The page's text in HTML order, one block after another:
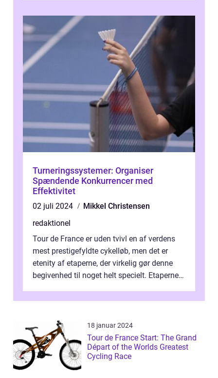
Turneringssystemer: Organiser
Spændende Konkurrencer med
Effektivitet
02 juli 2024
Mikkel Christensen
redaktionel
Tour de France er uden tvivl en af verdens
mest prestigefyldte cykelløb, men det er
etenity af etaperne, der virkelig gør denne
begivenhed til noget helt specielt. Etaperne i
18 januar 2024
Tour de France Start: The Grand
Départ of the Worlds Greatest
Cycling Race